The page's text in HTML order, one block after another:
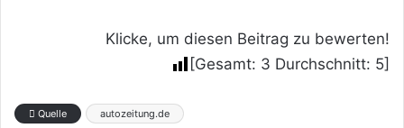
Klicke, um diesen Beitrag zu bewerten!
[Gesamt: 3 Durchschnitt: 5]
Quelle autozeitung.de